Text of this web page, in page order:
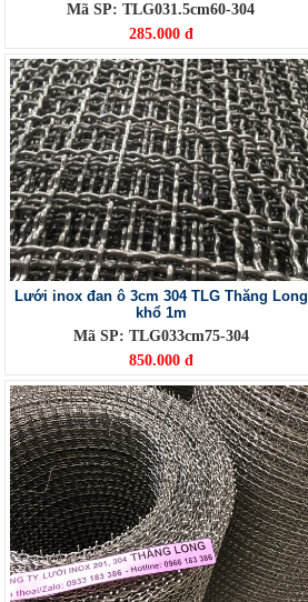
Mã SP: TLG031.5cm60-304
285.000 đ
Lưới inox đan ô 3cm 304 TLG Thăng Long
khổ 1m
Mã SP: TLG033cm75-304
850.000 đ